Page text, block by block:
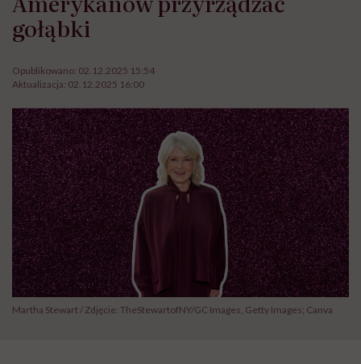
gołąbki
Opublikowano: 02.12.2025 15:54
Aktualizacja: 02.12.2025 16:00
Martha Stewart / Zdjęcie: TheStewartofNY/GC Images, Getty Images; Canva